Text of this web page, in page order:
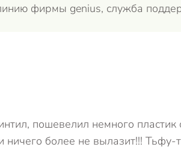
фирмы genius, служба
пошевелил немного
более не вылазит!!! Тьфу-